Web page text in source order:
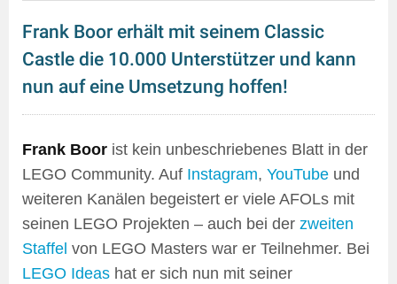
Frank Boor erhält mit seinem Classic
Castle die 10.000 Unterstützer und kann
nun auf eine Umsetzung hoffen!
Frank Boor ist kein unbeschriebenes Blatt in der
LEGO Community. Auf Instagram, YouTube und
weiteren Kanälen begeistert er viele AFOLs mit
seinen LEGO Projekten – auch bei der zweiten
Staffel von LEGO Masters war er Teilnehmer. Bei
LEGO Ideas hat er sich nun mit seiner